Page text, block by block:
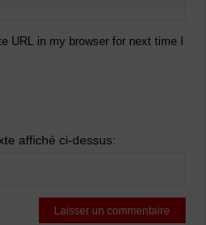
URL in my browser for next time I
affiché ci-dessus: